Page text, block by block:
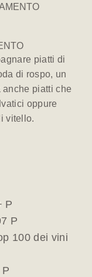
piatti di
di rospo, un
piatti che
oppure
vitello.
P
P
100 dei vini
P